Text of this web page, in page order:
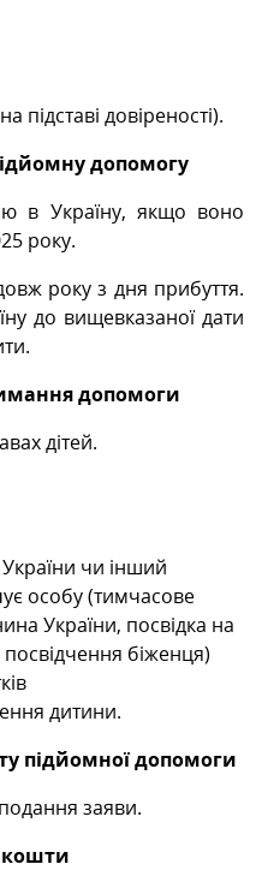
довіреності).
допомогу
в Україну, якщо воно
року.
року з дня прибуття.
до вищевказаної дати
допомоги
дітей.
чи інший
особу (тимчасове
України, посвідка на
біженця)
дитини.
підйомної допомоги
заяви.